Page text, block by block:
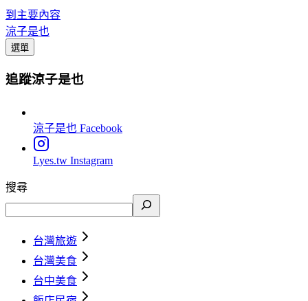
到主要內容
涼子是也
選單
追蹤涼子是也
涼子是也 Facebook
Lyes.tw Instagram
搜尋
台灣旅遊
台灣美食
台中美食